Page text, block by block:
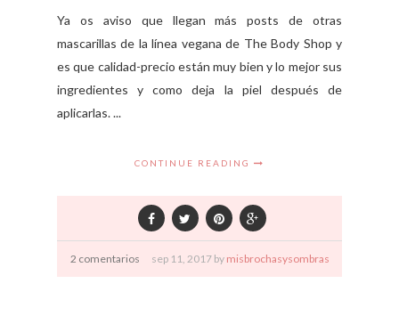
Ya os aviso que llegan más posts de otras
mascarillas de la línea vegana de The Body Shop y
es que calidad-precio están muy bien y lo mejor sus
ingredientes y como deja la piel después de
aplicarlas. ...
CONTINUE READING
2 comentarios sep 11, 2017 by misbrochasysombras